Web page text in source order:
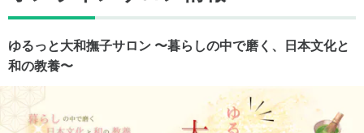
ゆるっと大和撫子サロン 〜暮らしの中で磨く、日本文化と
和の教養〜